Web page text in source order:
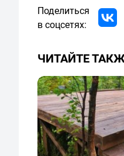
Поделиться
в соцсетях:
ЧИТАЙТЕ